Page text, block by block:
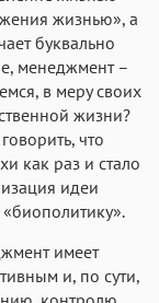
жизнью», а
буквально
менеджмент –
в меру своих
жизни?
что
как раз и стало
идеи
имеет
и, по сути,